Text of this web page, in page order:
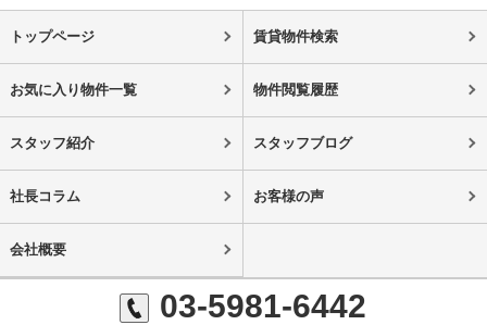
トップページ 賃貸物件検索
お気に入り物件一覧 物件閲覧履歴
スタッフ紹介 スタッフブログ
社長コラム お客様の声
会社概要
03-5981-6442